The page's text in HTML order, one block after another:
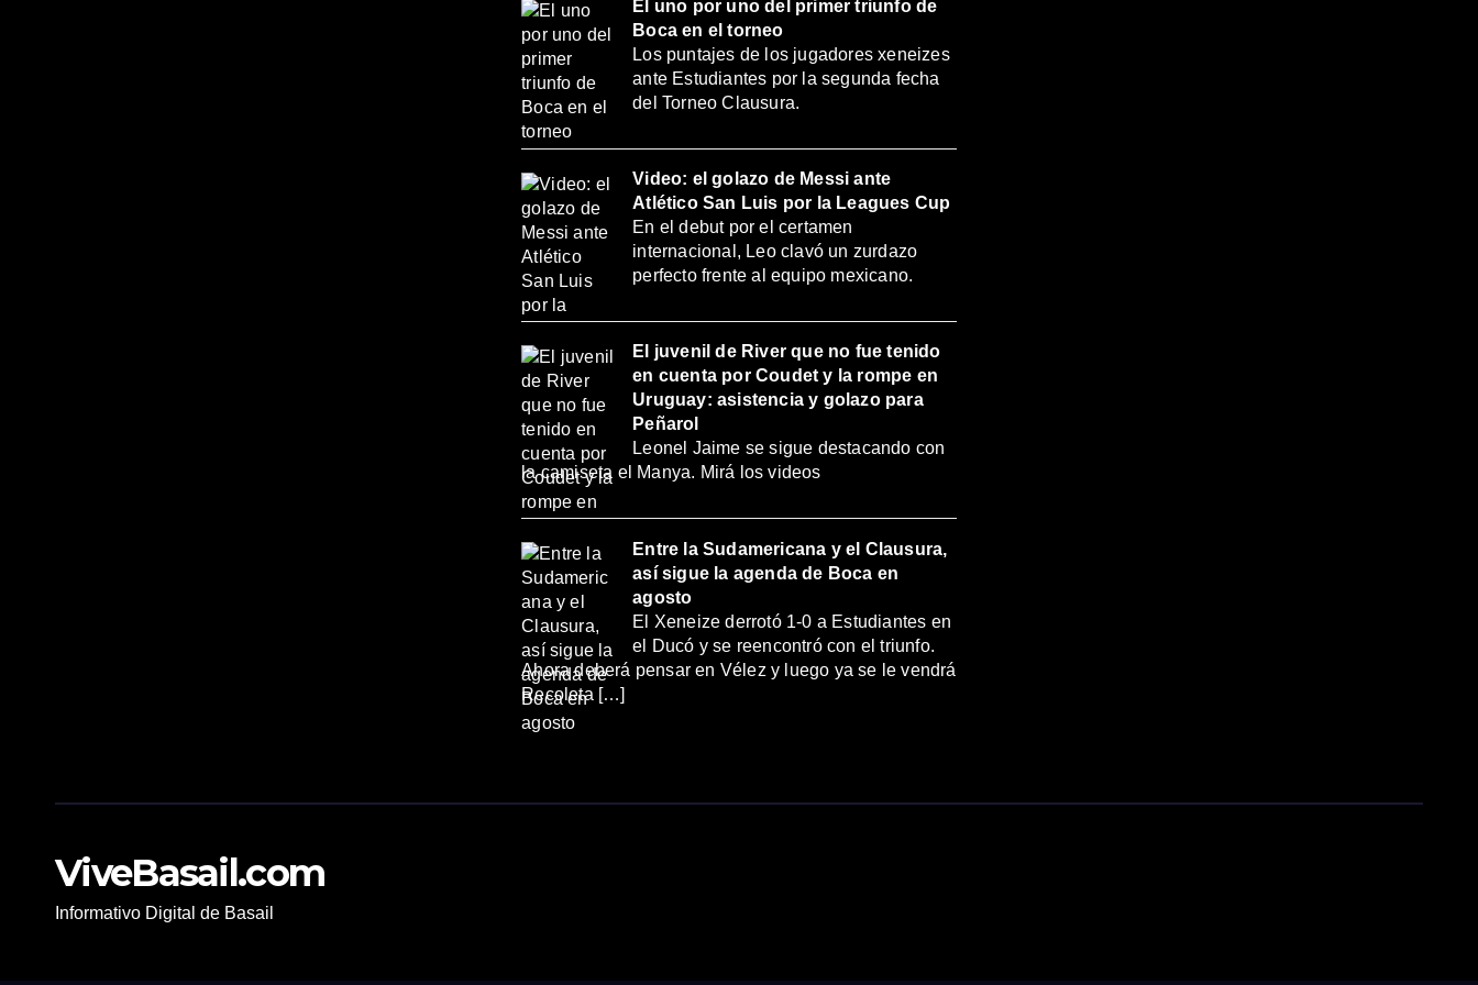
El uno por uno del primer triunfo de
Boca en el torneo
Los puntajes de los jugadores xeneizes
ante Estudiantes por la segunda fecha
del Torneo Clausura.
Video: el golazo de Messi ante
Atlético San Luis por la Leagues Cup
En el debut por el certamen
internacional, Leo clavó un zurdazo
perfecto frente al equipo mexicano.
El juvenil de River que no fue tenido
en cuenta por Coudet y la rompe en
Uruguay: asistencia y golazo para
Peñarol
Leonel Jaime se sigue destacando con
la camiseta el Manya. Mirá los videos
Entre la Sudamericana y el Clausura,
así sigue la agenda de Boca en
agosto
El Xeneize derrotó 1-0 a Estudiantes en
el Ducó y se reencontró con el triunfo.
Ahora deberá pensar en Vélez y luego ya se le vendrá
Recoleta […]
ViveBasail.com
Informativo Digital de Basail